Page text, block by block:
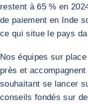
restent à 65 % en
de paiement en Inde
ce qui situe le pays
Nos équipes sur
près et
souhaitant se lancer
conseils fondés sur